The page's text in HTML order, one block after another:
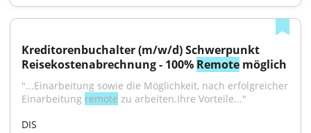
Kreditorenbuchalter (m/w/d) Schwerpunkt
Reisekostenabrechnung - 100% Remote möglich
"...Einarbeitung sowie die Möglichkeit, nach erfolgreicher
Einarbeitung remote zu arbeiten.Ihre Vorteile..."
DIS